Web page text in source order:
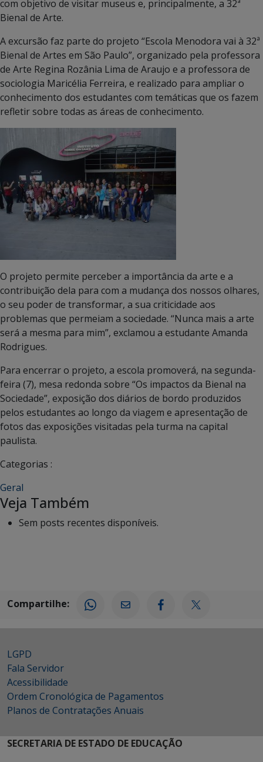
com objetivo de visitar museus e, principalmente, a 32ª
Bienal de Arte.
A excursão faz parte do projeto “Escola Menodora vai à 32ª
Bienal de Artes em São Paulo”, organizado pela professora
de Arte Regina Rozânia Lima de Araujo e a professora de
sociologia Maricélia Ferreira, e realizado para ampliar o
conhecimento dos estudantes com temáticas que os fazem
refletir sobre todas as áreas de conhecimento.
O projeto permite perceber a importância da arte e a
contribuição dela para com a mudança dos nossos olhares,
o seu poder de transformar, a sua criticidade aos
problemas que permeiam a sociedade. “Nunca mais a arte
será a mesma para mim”, exclamou a estudante Amanda
Rodrigues.
Para encerrar o projeto, a escola promoverá, na segunda-
feira (7), mesa redonda sobre “Os impactos da Bienal na
Sociedade”, exposição dos diários de bordo produzidos
pelos estudantes ao longo da viagem e apresentação de
fotos das exposições visitadas pela turma na capital
paulista.
Categorias :
Geral
Veja Também
Sem posts recentes disponíveis.
Compartilhe:
LGPD
Fala Servidor
Acessibilidade
Ordem Cronológica de Pagamentos
Planos de Contratações Anuais
SECRETARIA DE ESTADO DE EDUCAÇÃO